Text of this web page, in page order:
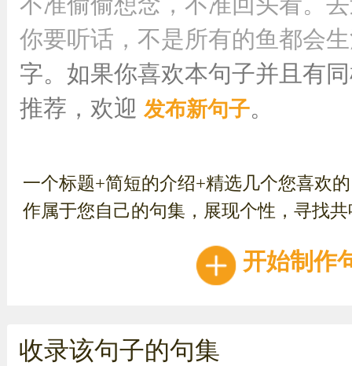
你要听话，不是所有的鱼都会
字。如果你喜欢本句子并且有
推荐，欢迎 发布新句子。
一个标题+简短的介绍+精选几个您喜欢
作属于您自己的句集，展现个性，寻找
开始制作
收录该句子的句集